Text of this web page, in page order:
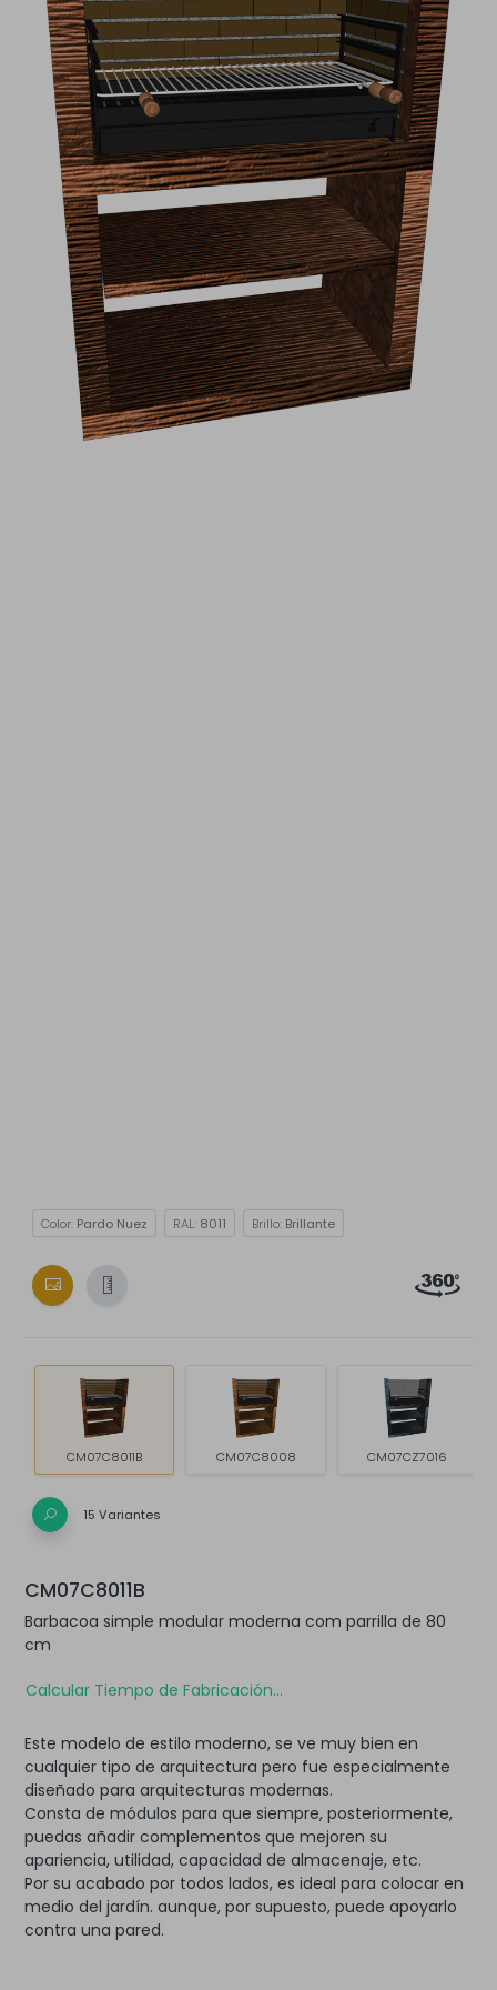
Color: Pardo Nuez RAL: 8011 Brillo: Brillante
CM07C8011B CM07C8008 CM07CZ7016
15 Variantes
CM07C8011B
Barbacoa simple modular moderna com parrilla de 80
cm
Calcular Tiempo de Fabricación...
Este modelo de estilo moderno, se ve muy bien en
cualquier tipo de arquitectura pero fue especialmente
diseñado para arquitecturas modernas.
Consta de módulos para que siempre, posteriormente,
puedas añadir complementos que mejoren su
apariencia, utilidad, capacidad de almacenaje, etc.
Por su acabado por todos lados, es ideal para colocar en
medio del jardín. aunque, por supuesto, puede apoyarlo
contra una pared.